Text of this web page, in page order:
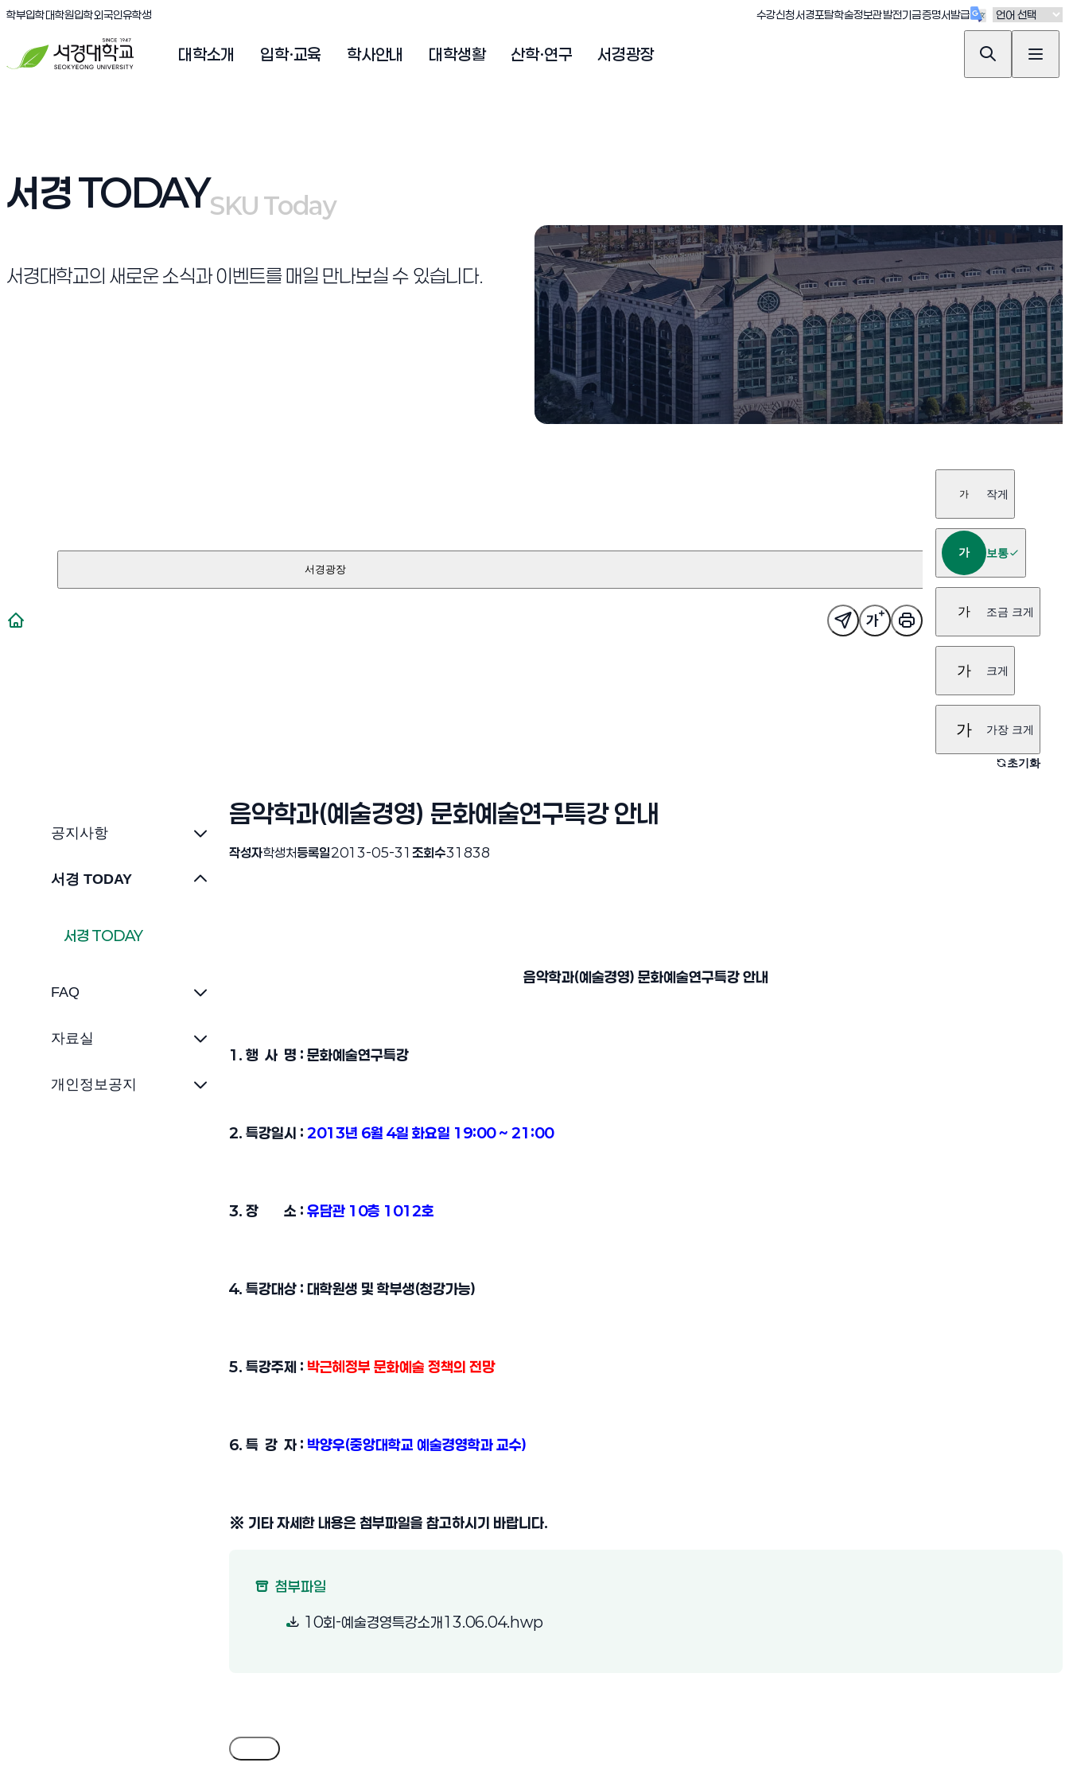
서경대학교
학부입학(새창 열림)
대학원입학(새창 열림)
외국인유학생(새창 열림) 수강신청(새창 열림)
서경포탈(새창 열림)
학술정보관(새창 열림)
발전기금(새창 열림)
증명서발급(새창 열림)
대학소개 입학·교육 학사안내 대학생활 산학·연구 서경광장
서경 TODAYSKU Today
SKU Today
서경대학교의 새로운 소식과 이벤트를 매일 만나보실 수 있습니다.
서경광장
가 작게
가 보통
가 조금 크게
가 크게
가 가장 크게
초기화
공지사항
서경 TODAY
서경 TODAY
FAQ
자료실
개인정보공지
음악학과(예술경영) 문화예술연구특강 안내
작성자학생처등록일2013-05-31 조회수31838
음악학과(예술경영) 문화예술연구특강 안내
1. 행 사 명 : 문화예술연구특강
2. 특강일시 : 2013년 6월 4일 화요일 19:00 ~ 21:00
3. 장 소 : 유담관 10층 1012호
4. 특강대상 : 대학원생 및 학부생(청강가능)
5. 특강주제 : 박근혜정부 문화예술 정책의 전망
6. 특 강 자 : 박양우(중앙대학교 예술경영학과 교수)
※ 기타 자세한 내용은 첨부파일을 참고하시기 바랍니다.
첨부파일
10회-예술경영특강소개13.06.04.hwp